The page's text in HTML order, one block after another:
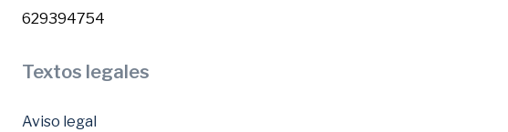
629394754
Textos legales
Aviso legal